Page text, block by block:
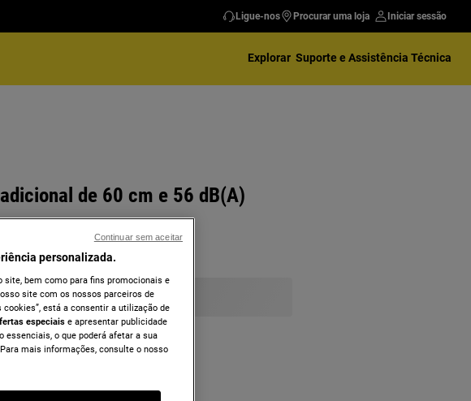
Ligue-nos Procurar uma loja Iniciar sessão
Explorar Suporte e Assistência Técnica
de 60 cm e 56 dB(A)
personalizada.
bem como para fins promocionais e
site com os nossos parceiros de
está a consentir a utilização de
especiais e apresentar publicidade
essenciais, o que poderá afetar a sua
mais informações, consulte o nosso
Continuar sem aceitar